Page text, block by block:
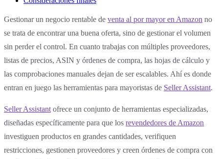
Gestionar un negocio rentable de venta al por mayor en Amazon no
se trata de encontrar una buena oferta, sino de gestionar el volumen
sin perder el control. En cuanto trabajas con múltiples proveedores,
listas de precios, ASIN y órdenes de compra, las hojas de cálculo y
las comprobaciones manuales dejan de ser escalables. Ahí es donde
entran en juego las herramientas para mayoristas de Seller Assistant.
Seller Assistant ofrece un conjunto de herramientas especializadas,
diseñadas específicamente para que los revendedores de Amazon
investiguen productos en grandes cantidades, verifiquen
restricciones, gestionen proveedores y creen órdenes de compra con